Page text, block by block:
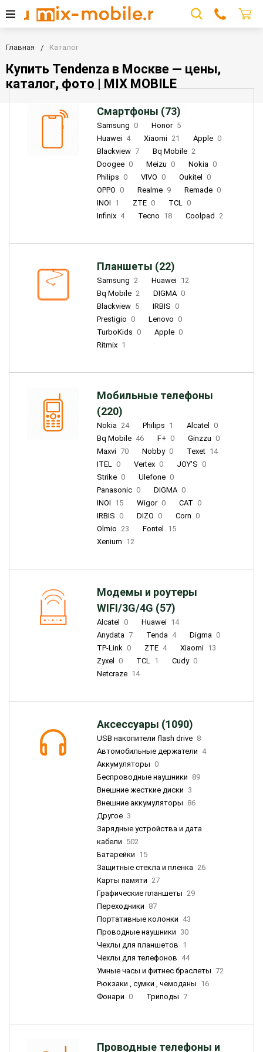
Главная Каталог
Купить Tendenza в Москве — цены,
каталог, фото | MIX MOBILE
Смартфоны (73)
Samsung 0 Honor 5
Huawei 4 Xiaomi 21 Apple 0
Blackview 7 Bq Mobile 2
Doogee 0 Meizu 0 Nokia 0
Philips 0 VIVO 0 Oukitel
0
OPPO 0 Realme 9 Remade 0
INOI 1 ZTE 0 TCL 0
Infinix 4 Tecno 18 Coolpad 2
Планшеты (22)
Samsung 2 Huawei 12
Bq Mobile 2 DIGMA 0
Blackview 5 IRBIS 0
Prestigio 0 Lenovo 0
TurboKids 0 Apple 0
Ritmix 1
Мобильные телефоны
(220)
Nokia 24 Philips 1 Alcatel
0
Bq Mobile 46 F+ 0 Ginzzu 0
Maxvi 70 Nobby 0 Texet 14
ITEL 0 Vertex 0 JOY'S 0
Strike 0 Ulefone 0
Panasonic 0 DIGMA 0
INOI 15 Wigor 0 CAT 0
IRBIS 0 DIZO 0 Corn 0
Olmio 23 Fontel
15
Xenium 12
Модемы и роутеры
WIFI/3G/4G (57)
Alcatel 0 Huawei 14
Anydata 7 Tenda 4 Digma 0
TP-Link 0 ZTE 4 Xiaomi 13
Zyxel
0 TCL 1 Cudy 0
Netcraze 14
Аксессуары (1090)
USB накопители flash drive 8
Автомобильные держатели 4
Аккумуляторы 0
Беспроводные наушники 89
Внешние жесткие диски 3
Внешние аккумуляторы 86
Другое 3
Зарядные устройства и дата
кабели 502
Батарейки 15
Защитные стекла и пленка 26
Карты памяти 27
Графические планшеты 29
Переходники 87
Портативные колонки 43
Проводные наушники 30
Чехлы для планшетов 1
Чехлы для телефонов 44
Умные часы и фитнес браслеты 72
Рюкзаки , сумки , чемоданы 16
Фонари 0 Триподы 7
Проводные телефоны и